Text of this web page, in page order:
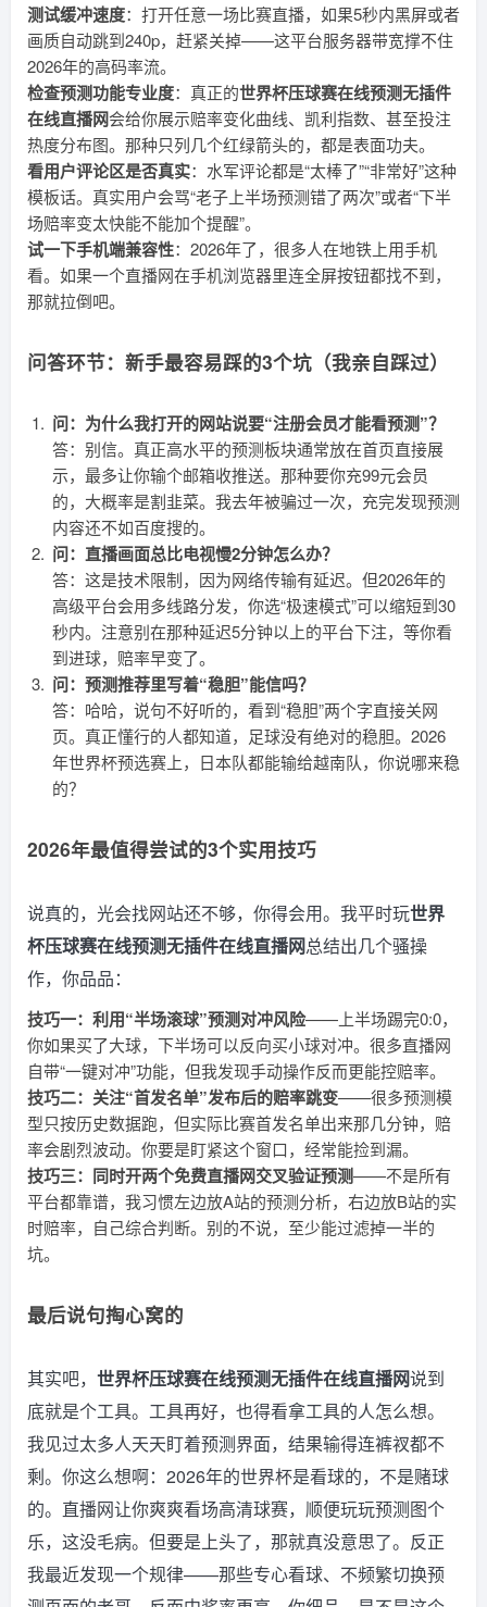
测试缓冲速度：打开任意一场比赛直播，如果5秒内黑屏或者
画质自动跳到240p，赶紧关掉——这平台服务器带宽撑不住
2026年的高码率流。
检查预测功能专业度：真正的世界杯压球赛在线预测无插件
在线直播网会给你展示赔率变化曲线、凯利指数、甚至投注
热度分布图。那种只列几个红绿箭头的，都是表面功夫。
看用户评论区是否真实：水军评论都是“太棒了”“非常好”这种
模板话。真实用户会骂“老子上半场预测错了两次”或者“下半
场赔率变太快能不能加个提醒”。
试一下手机端兼容性：2026年了，很多人在地铁上用手机
看。如果一个直播网在手机浏览器里连全屏按钮都找不到，
那就拉倒吧。
问答环节：新手最容易踩的3个坑（我亲自踩过）
问：为什么我打开的网站说要“注册会员才能看预测”？
答：别信。真正高水平的预测板块通常放在首页直接展
示，最多让你输个邮箱收推送。那种要你充99元会员
的，大概率是割韭菜。我去年被骗过一次，充完发现预测
内容还不如百度搜的。
问：直播画面总比电视慢2分钟怎么办？
答：这是技术限制，因为网络传输有延迟。但2026年的
高级平台会用多线路分发，你选“极速模式”可以缩短到30
秒内。注意别在那种延迟5分钟以上的平台下注，等你看
到进球，赔率早变了。
问：预测推荐里写着“稳胆”能信吗？
答：哈哈，说句不好听的，看到“稳胆”两个字直接关网
页。真正懂行的人都知道，足球没有绝对的稳胆。2026
年世界杯预选赛上，日本队都能输给越南队，你说哪来稳
的？
2026年最值得尝试的3个实用技巧
说真的，光会找网站还不够，你得会用。我平时玩世界
杯压球赛在线预测无插件在线直播网总结出几个骚操
作，你品品：
技巧一：利用“半场滚球”预测对冲风险——上半场踢完0:0，
你如果买了大球，下半场可以反向买小球对冲。很多直播网
自带“一键对冲”功能，但我发现手动操作反而更能控赔率。
技巧二：关注“首发名单”发布后的赔率跳变——很多预测模
型只按历史数据跑，但实际比赛首发名单出来那几分钟，赔
率会剧烈波动。你要是盯紧这个窗口，经常能捡到漏。
技巧三：同时开两个免费直播网交叉验证预测——不是所有
平台都靠谱，我习惯左边放A站的预测分析，右边放B站的实
时赔率，自己综合判断。别的不说，至少能过滤掉一半的
坑。
最后说句掏心窝的
其实吧， 世界杯压球赛在线预测无插件在线直播网说到
底就是个工具。工具再好，也得看拿工具的人怎么想。
我见过太多人天天盯着预测界面，结果输得连裤衩都不
剩。你这么想啊：2026年的世界杯是看球的，不是赌球
的。直播网让你爽爽看场高清球赛，顺便玩玩预测图个
乐，这没毛病。但要是上头了，那就真没意思了。反正
我最近发现一个规律——那些专心看球、不频繁切换预